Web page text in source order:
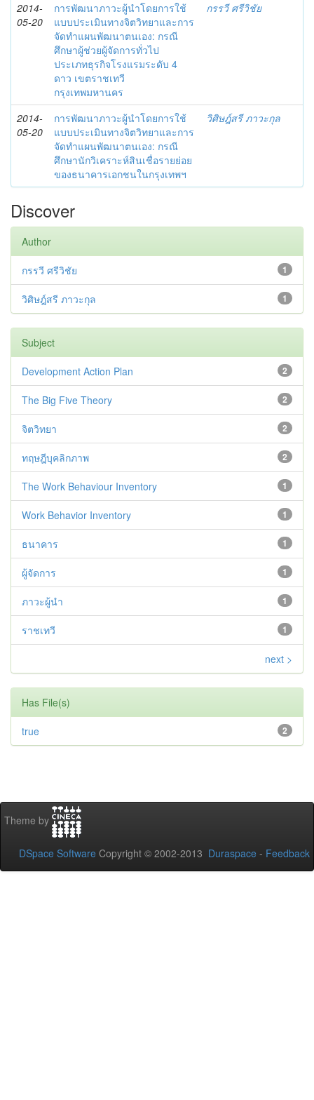
2014-
05-20
การพัฒนาภาวะผู้นำโดยการใช้
แบบประเมินทางจิตวิทยาและการ
จัดทำแผนพัฒนาตนเอง: กรณี
ศึกษาผู้ช่วยผู้จัดการทั่วไป
ประเภทธุรกิจโรงแรมระดับ 4
ดาว เขตราชเทวี
กรุงเทพมหานคร
กรรวี ศรีวิชัย
2014-
05-20
การพัฒนาภาวะผู้นำโดยการใช้
แบบประเมินทางจิตวิทยาและการ
จัดทำแผนพัฒนาตนเอง: กรณี
ศึกษานักวิเคราะห์สินเชื่อรายย่อย
ของธนาคารเอกชนในกรุงเทพฯ
วิศิษฎ์สรี ภาวะกุล
Discover
Author
1
กรรวี ศรีวิชัย
1
วิศิษฎ์สรี ภาวะกุล
Subject
2
Development Action Plan
2
The Big Five Theory
2
จิตวิทยา
2
ทฤษฎีบุคลิกภาพ
1
The Work Behaviour Inventory
1
Work Behavior Inventory
1
ธนาคาร
1
ผู้จัดการ
1
ภาวะผู้นำ
1
ราชเทวี
next >
Has File(s)
2
true
Theme by
DSpace Software Copyright © 2002-2013 Duraspace - Feedback